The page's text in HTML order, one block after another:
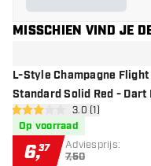
MISSCHIEN VIND JE
L-Style Champagne Flight
Standard Solid Red - Dart
open reviews
3 score sterren3.0 (1)
Op voorraad
6,37 Adviesprijs:
7,50